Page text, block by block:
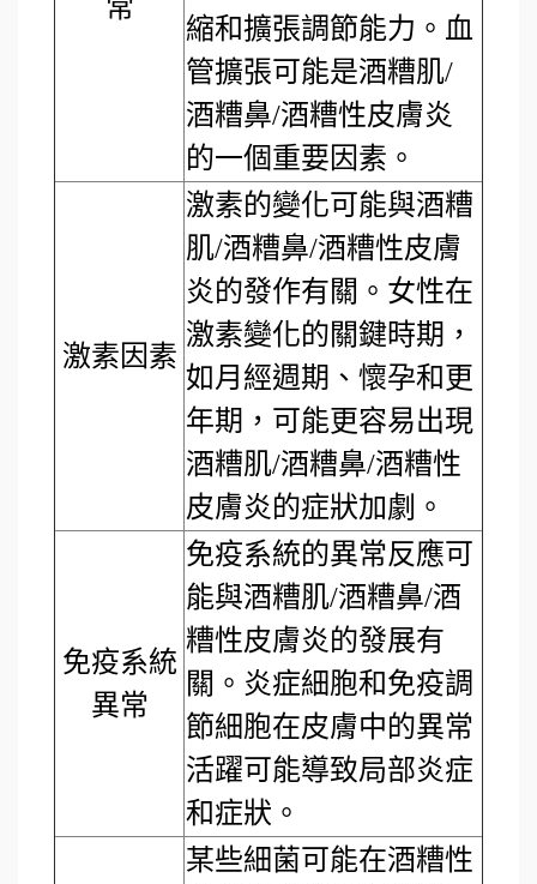
常
縮和擴張調節能力。血
管擴張可能是酒糟肌/
酒糟鼻/酒糟性皮膚炎
的一個重要因素。
激素因素
激素的變化可能與酒糟
肌/酒糟鼻/酒糟性皮膚
炎的發作有關。女性在
激素變化的關鍵時期，
如月經週期、懷孕和更
年期，可能更容易出現
酒糟肌/酒糟鼻/酒糟性
皮膚炎的症狀加劇。
免疫系統
異常
免疫系統的異常反應可
能與酒糟肌/酒糟鼻/酒
糟性皮膚炎的發展有
關。炎症細胞和免疫調
節細胞在皮膚中的異常
活躍可能導致局部炎症
和症狀。
某些細菌可能在酒糟性